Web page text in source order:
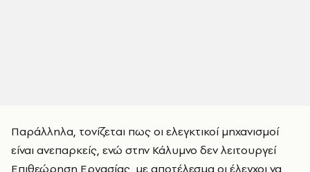
Παράλληλα, τονίζεται πως οι ελεγκτικοί μηχανισμοί
είναι ανεπαρκείς, ενώ στην Κάλυμνο δεν λειτουργεί
Επιθεώρηση Εργασίας, με αποτέλεσμα οι έλεγχοι να